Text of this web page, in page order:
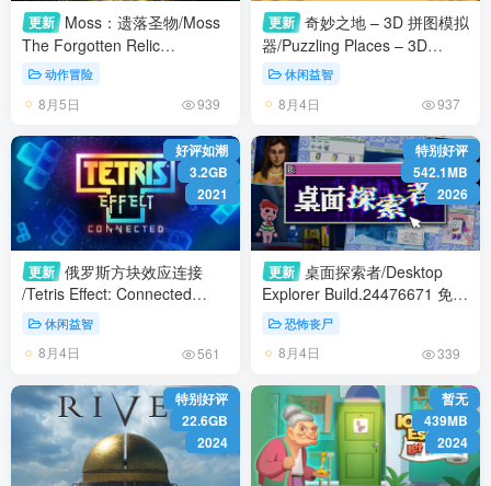
更新 Moss：遗落圣物/Moss
The Forgotten Relic
动作冒险
8月5日 939
更新 奇妙之地 – 3D 拼图模拟
器/Puzzling Places – 3D
Jigsaw Sim Build.24356167
免安装中文版
休闲益智
8月4日 937
好评如潮
3.2GB
2021
更新 俄罗斯方块效应连接
/Tetris Effect: Connected
Build.24070382 免安装中文
版
休闲益智
8月4日 561
特别好评
542.1MB
2026
更新 桌面探索者/Desktop
Explorer Build.24476671 免安
装中文版
恐怖丧尸
8月4日 339
特别好评
22.6GB
2024
暂无
439MB
2024